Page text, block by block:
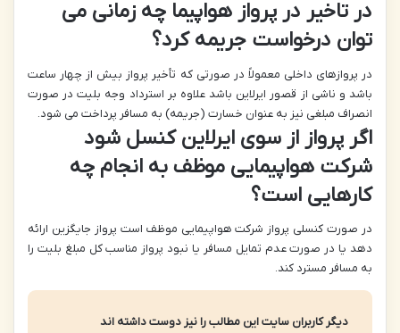
در تاخیر در پرواز هواپیما چه زمانی می
توان درخواست جریمه کرد؟
در پروازهای داخلی معمولاً در صورتی که تأخیر پرواز بیش از چهار ساعت
باشد و ناشی از قصور ایرلاین باشد علاوه بر استرداد وجه بلیت در صورت
انصراف مبلغی نیز به عنوان خسارت (جریمه) به مسافر پرداخت می شود.
اگر پرواز از سوی ایرلاین کنسل شود
شرکت هواپیمایی موظف به انجام چه
کارهایی است؟
در صورت کنسلی پرواز شرکت هواپیمایی موظف است پرواز جایگزین ارائه
دهد یا در صورت عدم تمایل مسافر یا نبود پرواز مناسب کل مبلغ بلیت را
به مسافر مسترد کند.
دیگر کاربران سایت این مطالب را نیز دوست داشته اند